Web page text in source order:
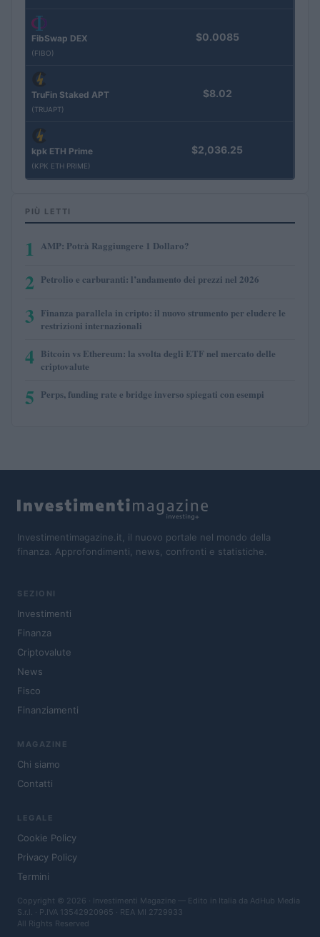
FibSwap DEX
(FIBO)
$0.0085
TruFin Staked APT
(TRUAPT)
$8.02
kpk ETH Prime
(KPK ETH PRIME)
$2,036.25
PIÙ LETTI
1 AMP: Potrà Raggiungere 1 Dollaro?
2 Petrolio e carburanti: l’andamento dei prezzi nel 2026
3 Finanza parallela in cripto: il nuovo strumento per eludere le
restrizioni internazionali
4 Bitcoin vs Ethereum: la svolta degli ETF nel mercato delle
criptovalute
5 Perps, funding rate e bridge inverso spiegati con esempi
Investimentimagazine.it, il nuovo portale nel mondo della
finanza. Approfondimenti, news, confronti e statistiche.
SEZIONI
Investimenti
Finanza
Criptovalute
News
Fisco
Finanziamenti
MAGAZINE
Chi siamo
Contatti
LEGALE
Cookie Policy
Privacy Policy
Termini
Copyright © 2026 · Investimenti Magazine — Edito in Italia da AdHub Media
S.r.l. · P.IVA 13542920965 · REA MI 2729933
All Rights Reserved